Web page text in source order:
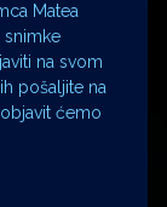
Matea
snimke
na svom
pošaljite na
ćemo